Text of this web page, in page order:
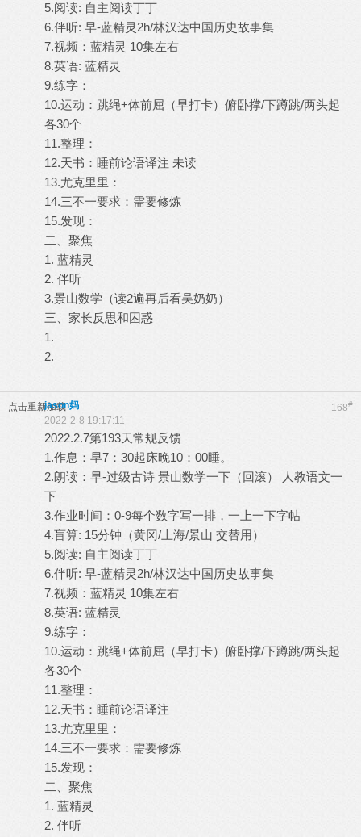
5.阅读: 自主阅读丁丁
6.伴听: 早-蓝精灵2h/林汉达中国历史故事集
7.视频：蓝精灵 10集左右
8.英语: 蓝精灵
9.练字：
10.运动：跳绳+体前屈（早打卡）俯卧撑/下蹲跳/两头起
各30个
11.整理：
12.天书：睡前论语译注 未读
13.尤克里里：
14.三不一要求：需要修炼
15.发现：
二、聚焦
1. 蓝精灵
2. 伴听
3.景山数学（读2遍再后看吴奶奶）
三、家长反思和困惑
1.
2.
点击重新加载 168#
jason妈
2022-2-8 19:17:11
2022.2.7第193天常规反馈
1.作息：早7：30起床晚10：00睡。
2.朗读：早-过级古诗 景山数学一下（回滚） 人教语文一
下
3.作业时间：0-9每个数字写一排，一上一下字帖
4.盲算: 15分钟（黄冈/上海/景山 交替用）
5.阅读: 自主阅读丁丁
6.伴听: 早-蓝精灵2h/林汉达中国历史故事集
7.视频：蓝精灵 10集左右
8.英语: 蓝精灵
9.练字：
10.运动：跳绳+体前屈（早打卡）俯卧撑/下蹲跳/两头起
各30个
11.整理：
12.天书：睡前论语译注
13.尤克里里：
14.三不一要求：需要修炼
15.发现：
二、聚焦
1. 蓝精灵
2. 伴听